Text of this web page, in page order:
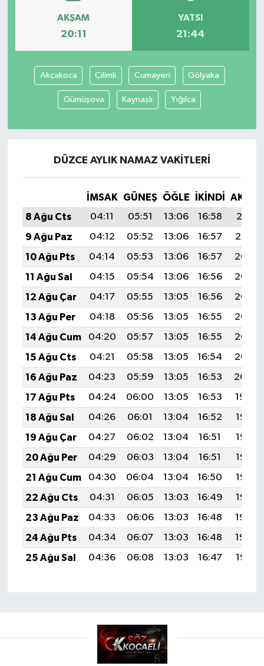
AKŞAM
20:11
YATSI
21:44
Akçakoca Çilimli Cumayeri Gölyaka
Gümüşova Kaynaşlı Yığılca
DÜZCE AYLIK NAMAZ VAKITLERI
İMSAK GÜNEŞ ÖĞLE İKINDI
8 Ağu Cts
04:11 05:51 13:06 16:58
20:11
9 Ağu Paz
04:12 05:52 13:06 16:57
20:10
10 Ağu Pts
04:14 05:53 13:06 16:57
20:08
11 Ağu Sal
04:15 05:54 13:06 16:56
20:07
12 Ağu Çar
04:17 05:55 13:05 16:56
20:06
13 Ağu Per
04:18 05:56 13:05 16:55
20:05
14 Ağu Cum
04:20 05:57 13:05 16:55
20:03
15 Ağu Cts
04:21 05:58 13:05 16:54
20:02
16 Ağu Paz
04:23 05:59 13:05 16:53
20:00
17 Ağu Pts
04:24 06:00 13:05 16:53
19:59
18 Ağu Sal
04:26 06:01 13:04 16:52
19:58
19 Ağu Çar
04:27 06:02 13:04 16:51
19:56
20 Ağu Per
04:29 06:03 13:04 16:51
19:55
21 Ağu Cum
04:30 06:04 13:04 16:50
19:53
22 Ağu Cts
04:31 06:05 13:03 16:49
19:52
23 Ağu Paz
04:33 06:06 13:03 16:48
19:50
24 Ağu Pts
04:34 06:07 13:03 16:48
19:49
25 Ağu Sal
04:36 06:08 13:03 16:47 19:47